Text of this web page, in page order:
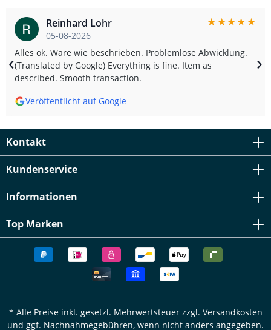
Reinhard Lohr
05-08-2026
★★★★★
Alles ok. Ware wie beschrieben. Problemlose Abwicklung.
(Translated by Google) Everything is fine. Item as
described. Smooth transaction.
Veröffentlicht auf Google
‹ ›
Kontakt
Kundenservice
Informationen
Top Marken
* Alle Preise inkl. gesetzl. Mehrwertsteuer zzgl. Versandkosten
und ggf. Nachnahmegebühren, wenn nicht anders angegeben.